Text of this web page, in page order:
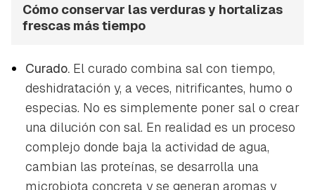
Cómo conservar las verduras y hortalizas
frescas más tiempo
Curado. El curado combina sal con tiempo,
deshidratación y, a veces, nitrificantes, humo o
especias. No es simplemente poner sal o crear
una dilución con sal. En realidad es un proceso
complejo donde baja la actividad de agua,
cambian las proteínas, se desarrolla una
microbiota concreta y se generan aromas y